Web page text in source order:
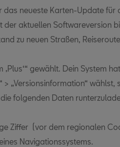
das neueste Karten-Update für
der aktuellen Softwareversion
zu neuen Straßen,
gewählt. Dein System
> „Versionsinformation“
folgenden Daten
Ziffer (vor dem regionalen
Navigationssystems.